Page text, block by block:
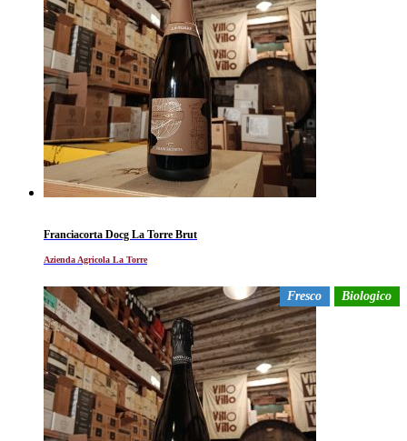
Franciacorta Docg La Torre Brut
Azienda Agricola La Torre
Fresco Biologico